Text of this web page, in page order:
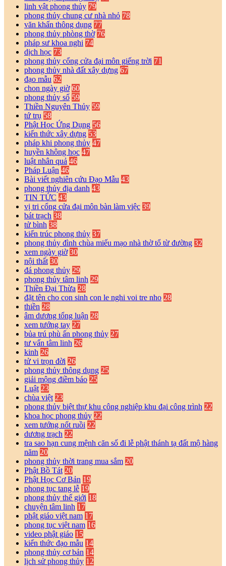
linh vật phong thủy 79
phong thủy chung cư nhà nhỏ 78
văn khấn thông dụng 77
phong thủy phòng thờ 76
pháp sư khoa nghi 74
dịch học 73
phong thủy cổng cửa đại môn giếng trời 71
phong thủy nhà đất xây dựng 67
đạo mẫu 62
chon ngày giờ 60
phong thủy số 59
Thiền Nguyên Thủy 59
tứ trụ 58
Phật Học Ứng Dụng 56
kiến thức xây dựng 53
pháp khi phong thủy 47
huyền không học 47
luật nhân quả 46
Pháp Luận 46
Bài viết nghiên cứu Đạo Mẫu 43
phong thủy địa danh 43
TIN TỨC 43
vị tri cổng cửa đại môn bàn làm việc 39
bát trạch 38
tử bình 38
kiến trúc phong thủy 37
phong thủy đình chùa miếu mạo nhà thờ tổ từ đường 32
xem ngày giờ 30
nội thất 30
đá phong thủy 29
phong thủy tâm linh 29
Thiền Đại Thừa 28
đặt tên cho con sinh con le nghi voi tre nho 28
thiền 28
âm dương tổng luận 28
xem tướng tay 27
bủa trú phù ấn phong thủy 27
tư vấn tâm linh 26
kinh 26
tử vi trọn đời 26
phong thủy thông dụng 25
giải mộng điềm báo 25
Luật 23
chùa việt 23
phong thủy biệt thự khu công nghiệp khu đại công trình 22
khoa học phong thủy 22
xem tướng nốt ruồi 22
dương trạch 22
tra sao hạn cung mệnh căn số đi lễ phật thánh tạ đất mộ hàng
năm 20
phong thủy thời trang mua sắm 20
Phật Bồ Tát 20
Phật Học Cơ Bản 19
phong tục tang lễ 19
phong thủy thế giới 18
chuyện tâm linh 17
phật giáo việt nam 17
phong tục việt nam 16
video phật giáo 15
kiến thức đạo mẫu 14
phong thủy cơ bản 14
lịch sử phong thủy 12